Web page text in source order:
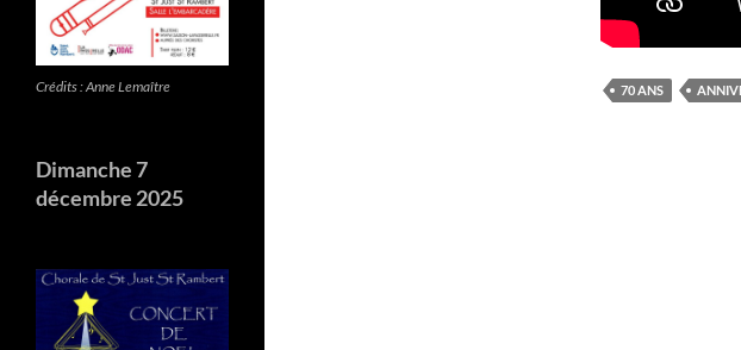
70 ANS
Crédits : Anne Lemaître
Dimanche 7
décembre 2025